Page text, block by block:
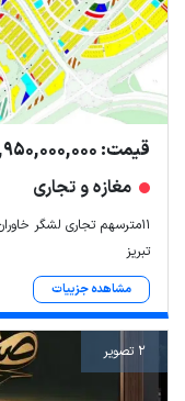
قیمت: 1,950,000,000 تومان
مغازه و تجاری
11مترسهم تجاری لشگر خاوران
تبریز
مشاهده جزییات
2 تصویر